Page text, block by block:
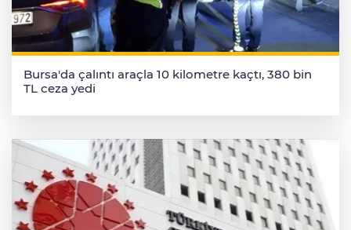
Bursa'da çalıntı araçla 10 kilometre kaçtı, 380 bin
TL ceza yedi